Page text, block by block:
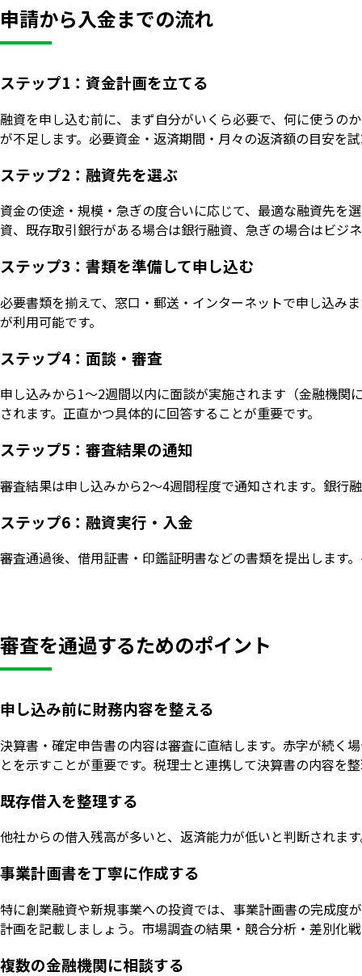
申請から入金までの流れ
ステップ1：資金計画を立てる
融資を申し込む前に、まず自分がいくら必要で、何に使うの
が不足します。必要資金・返済期間・月々の返済額の目安を
ステップ2：融資先を選ぶ
資金の使途・規模・急ぎの度合いに応じて、最適な融資先を
資、既存取引銀行がある場合は銀行融資、急ぎの場合はビジ
ステップ3：書類を準備して申し込む
必要書類を揃えて、窓口・郵送・インターネットで申し込み
が利用可能です。
ステップ4：面談・審査
申し込みから1〜2週間以内に面談が実施されます（金融機
されます。正直かつ具体的に回答することが重要です。
ステップ5：審査結果の通知
審査結果は申し込みから2〜4週間程度で通知されます。銀行
ステップ6：融資実行・入金
審査通過後、借用証書・印鑑証明書などの書類を提出します
審査を通過するためのポイント
申し込み前に財務内容を整える
決算書・確定申告書の内容は審査に直結します。赤字が続く
とを示すことが重要です。税理士と連携して決算書の内容を
既存借入を整理する
他社からの借入残高が多いと、返済能力が低いと判断されま
事業計画書を丁寧に作成する
特に創業融資や新規事業への投資では、事業計画書の完成度
計画を記載しましょう。市場調査の結果・競合分析・差別化
複数の金融機関に相談する